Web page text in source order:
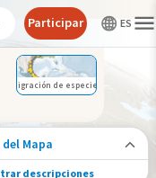
Migración de especies
Mapa
descripciones
Participar